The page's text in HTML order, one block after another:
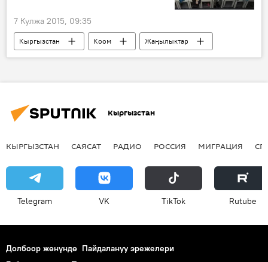
7 Кулжа 2015, 09:35
Кыргызстан Коом
Жаңылыктар
Башкы прокуратура
Кыргызстан
КЫРГЫЗСТАН САЯСАТ РАДИО РОССИЯ МИГРАЦИЯ
Telegram VK ТikТоk Rutube
Долбоор жөнүндө Пайдалануу эрежелери